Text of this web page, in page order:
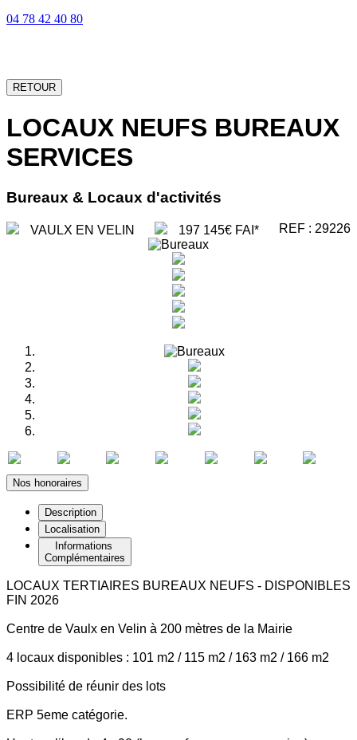
04 78 42 40 80
RETOUR
LOCAUX NEUFS BUREAUX
SERVICES
Bureaux & Locaux d'activités
VAULX EN VELIN 197 145€ FAI* REF : 29226
Nos honoraires
Description
Localisation
Informations
Complémentaires
LOCAUX TERTIAIRES BUREAUX NEUFS - DISPONIBLES
FIN 2026
Centre de Vaulx en Velin à 200 mètres de la Mairie
4 locaux disponibles : 101 m2 / 115 m2 / 163 m2 / 166 m2
Possibilité de réunir des lots
ERP 5eme catégorie.